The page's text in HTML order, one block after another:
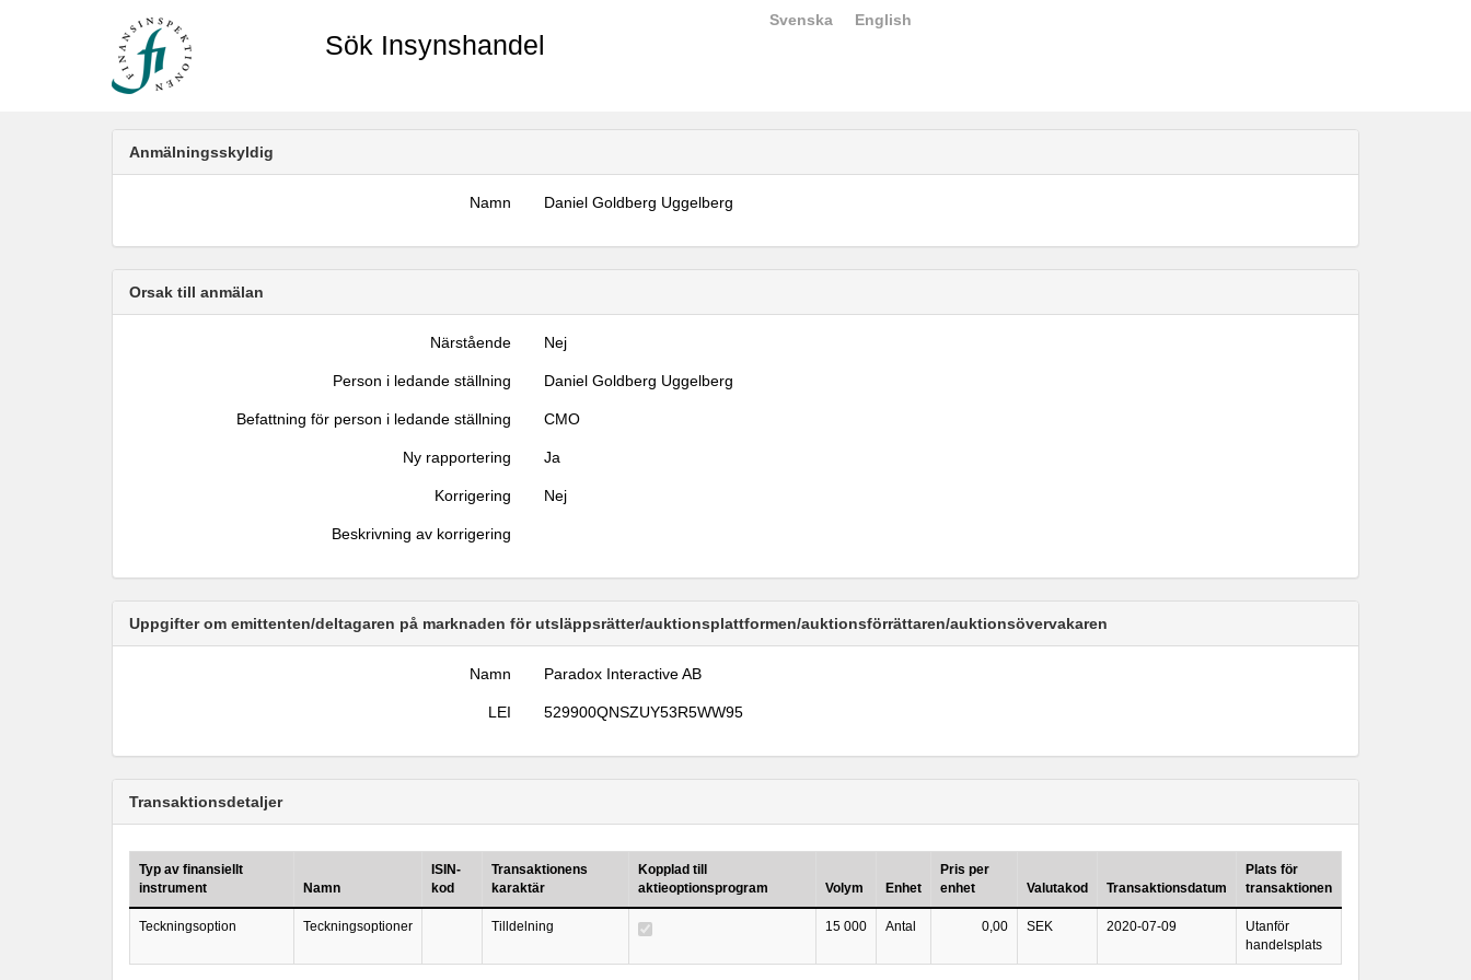
Sök Insynshandel
Svenska English
Anmälningsskyldig
Namn Daniel Goldberg Uggelberg
Orsak till anmälan
Närstående Nej
Person i ledande ställning Daniel Goldberg Uggelberg
Befattning för person i ledande ställning CMO
Ny rapportering Ja
Korrigering Nej
Beskrivning av korrigering
Uppgifter om emittenten/deltagaren på marknaden för utsläppsrätter/auktionsplattformen/auktionsförrättaren/auktionsövervakaren
Namn Paradox Interactive AB
LEI 529900QNSZUY53R5WW95
Transaktionsdetaljer
Typ av finansiellt
instrument
Namn
ISIN-
kod
Transaktionens
karaktär
Kopplad till
aktieoptionsprogram
Volym Enhet
Pris per
enhet
Valutakod Transaktionsdatum
Plats för
transaktionen
Teckningsoption Teckningsoptioner Tilldelning 15 000 Antal 0,00 SEK 2020-07-09
Utanför
handelsplats